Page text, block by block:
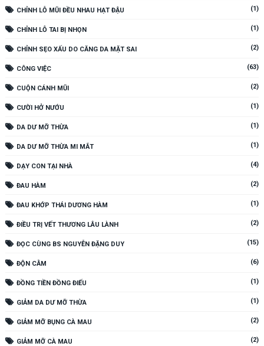
CHỈNH LỖ MŨI ĐỀU NHAU HẠT ĐẬU (1)
CHỈNH LỖ TAI BỊ NHỌN (1)
CHỈNH SẸO XẤU DO CĂNG DA MẶT SAI (2)
CÔNG VIỆC (63)
CUỘN CÁNH MŨI (2)
CƯỜI HỞ NƯỚU (1)
DA DƯ MỠ THỪA (1)
DA DƯ MỠ THỪA MI MẮT (1)
DẠY CON TẠI NHÀ (4)
ĐAU HÀM (2)
ĐAU KHỚP THÁI DƯƠNG HÀM (1)
ĐIỀU TRỊ VẾT THƯƠNG LÂU LÀNH (2)
ĐỌC CÙNG BS NGUYỄN ĐẶNG DUY (15)
ĐỘN CẰM (6)
ĐỒNG TIỀN ĐỒNG ĐIẾU (1)
GIẢM DA DƯ MỠ THỪA (1)
GIẢM MỠ BỤNG CÀ MAU (2)
GIẢM MỠ CÀ MAU (2)